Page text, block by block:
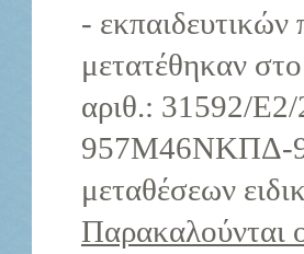
-
μετατέθηκαν
αριθ.: 31592/
957Μ46ΝΚΠΔ-
μεταθέσεων
Παρακαλούνται